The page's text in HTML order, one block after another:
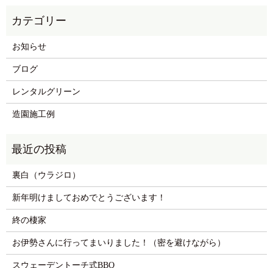
お知らせ
ブログ
レンタルグリーン
造園施工例
裏白（ウラジロ）
新年明けましておめでとうございます！
終の棲家
お伊勢さんに行ってまいりました！（密を避けながら）
スウェーデントーチ式BBQ